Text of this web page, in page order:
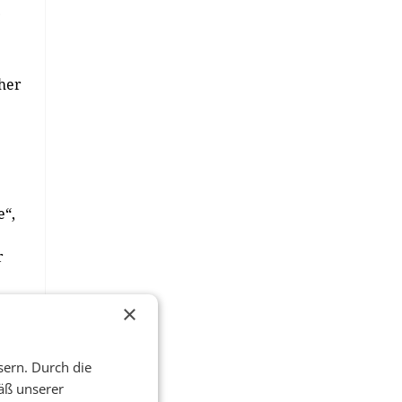
×
Durch die
unserer